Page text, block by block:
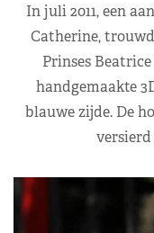
In juli 2011, een
Catherine,
Prinses
handgemaakte
blauwe zijde. De